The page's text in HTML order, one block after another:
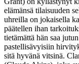
elämänsä tilaisuuden
uhreilla on jokaisella
päätellen ihan
tietämättä hän saa
pastellisävyisiin
sitä hyvänä vitsinä.